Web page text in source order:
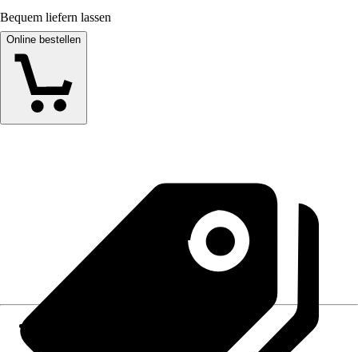
Bequem liefern lassen
Online bestellen